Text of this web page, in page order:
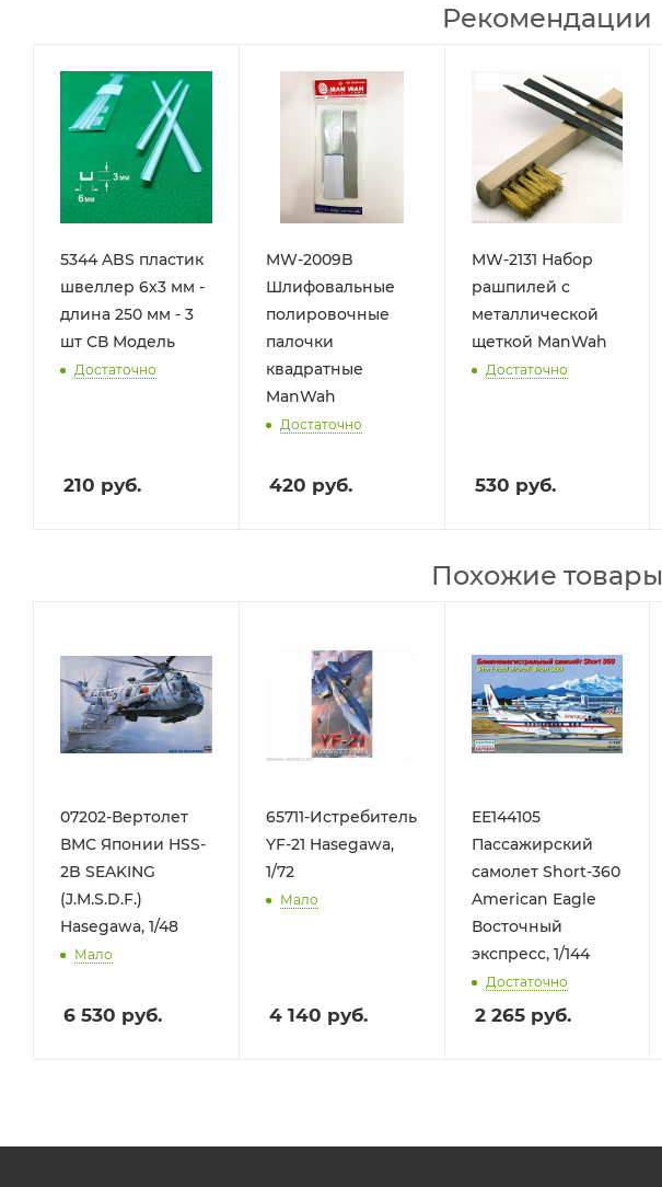
Рекомендации
5344 ABS пластик
швеллер 6х3 мм -
длина 250 мм - 3
шт СВ Модель
Достаточно
210 руб.
MW-2009B
Шлифовальные
полировочные
палочки
квадратные
ManWah
Достаточно
420 руб.
MW-2131 Набор
рашпилей с
металлической
щеткой ManWah
Достаточно
530 руб.
Похожие товары
07202-Вертолет
ВМС Японии HSS-
2B SEAKING
(J.M.S.D.F.)
Hasegawa, 1/48
Мало
6 530 руб.
65711-Истребитель
YF-21 Hasegawa,
1/72
Мало
4 140 руб.
ЕЕ144105
Пассажирский
самолет Short-360
American Eagle
Восточный
экспресс, 1/144
Достаточно
2 265руб.